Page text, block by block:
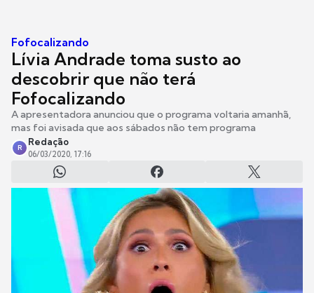
Fofocalizando
Lívia Andrade toma susto ao
descobrir que não terá
Fofocalizando
A apresentadora anunciou que o programa voltaria amanhã,
mas foi avisada que aos sábados não tem programa
R
Redação
06/03/2020, 17:16